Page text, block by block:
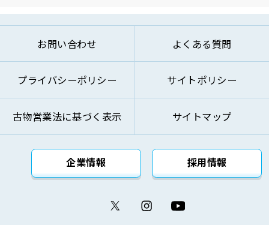
⑦本基本方針記載の方法により第三者に対し
て提供するため
⑧その他自動車関連業およびこれらに付帯・
関連するサービスの提供のため
上記の利用目的を変更する場合には、変更後の利用
目的が変更前の利用目的と相当の関連性を有すると
合理的に認められる範囲においてのみ変更を行い、
その内容をご本人に対し、原則として書面等（電磁
的記録を含みます。）により通知し、または弊社の
ウェブサイト等により公表します。
お問い合わせ よくある質問
プライバシーポリシー サイトポリシー
古物営業法に基づく表示 サイトマップ
企業情報 採用情報